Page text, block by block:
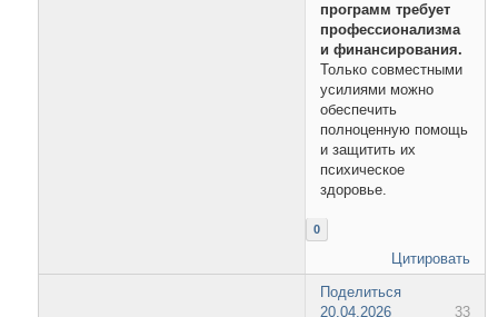
программ требует
профессионализма
и финансирования.
Только совместными
усилиями можно
обеспечить
полноценную помощь
и защитить их
психическое
здоровье.
0
Цитировать
Поделиться
33
20.04.2026